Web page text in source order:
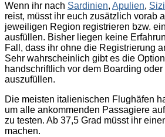
Wenn ihr nach Sardinien, Apulien,
reist, müsst ihr euch zusätzlich vorab
jeweiligen Region registrieren bzw.
ausfüllen. Bisher liegen keine
Fall, dass ihr ohne die Registrierung
Sehr wahrscheinlich gibt es die
handschriftlich vor dem Boarding
auszufüllen.
Die meisten italienischen Flughäfen
um alle ankommenden Passagiere
zu testen. Ab 37,5 Grad müsst ihr
machen.